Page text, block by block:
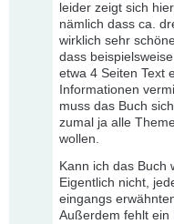
leider zeigt sich
nämlich dass ca.
wirklich sehr
dass
etwa 4 Seiten Text
Informationen
muss das Buch
zumal ja alle
wollen.
Kann ich das Buch
Eigentlich nicht,
eingangs
Außerdem fehlt ein